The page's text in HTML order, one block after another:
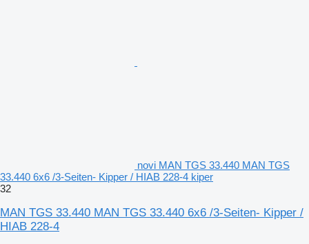
novi MAN TGS 33.440 MAN TGS
33.440 6x6 /3-Seiten- Kipper / HIAB 228-4 kiper
32
MAN TGS 33.440 MAN TGS 33.440 6x6 /3-Seiten- Kipper /
HIAB 228-4